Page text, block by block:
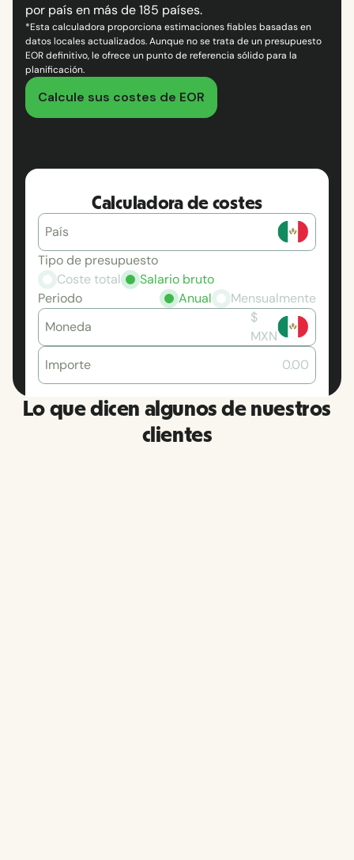
Calculadora de costes
País
Tipo de presupuesto
Coste total
Salario bruto
Periodo
Anual
Mensualmente
Moneda
$
MXN
Importe
0.00
por país en más de 185 países.
*Esta calculadora proporciona estimaciones fiables basadas en
datos locales actualizados. Aunque no se trata de un presupuesto
EOR definitivo, le ofrece un punto de referencia sólido para la
planificación.
Calcule sus costes de EOR
Lo que dicen algunos de nuestros
clientes